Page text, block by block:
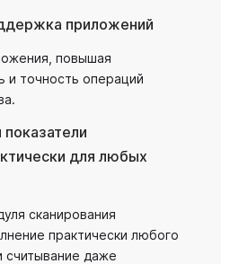
приложений
повышая
и точность операций
для любых
сканирования
практически любого
считывание даже